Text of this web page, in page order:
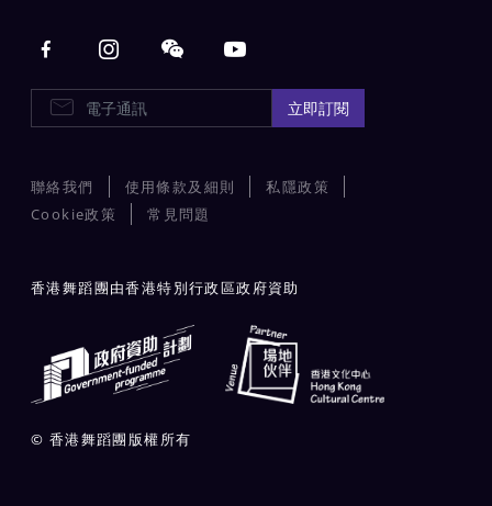
Main navigation
E-Newsletters 立即訂閱
聯絡我們 使用條款及細則
私隱政策
Cookie政策
常見問題
香港舞蹈團由香港特別行政區政府資助
© 香港舞蹈團版權所有